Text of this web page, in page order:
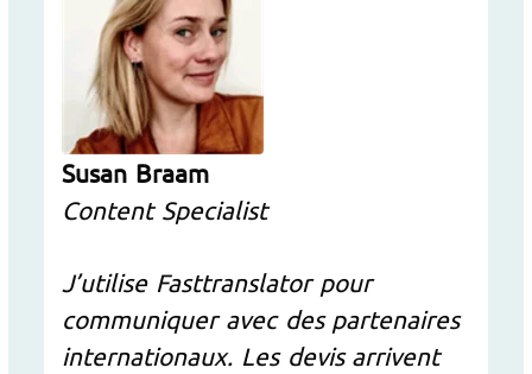
Susan Braam
Content Specialist
J’utilise Fasttranslator pour
communiquer avec des partenaires
internationaux. Les devis arrivent